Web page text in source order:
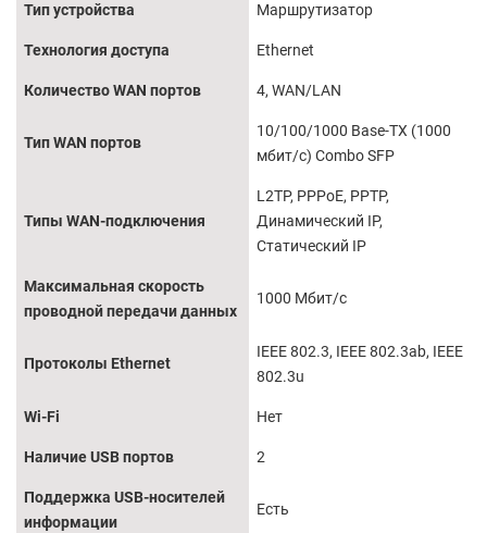
Тип устройства Маршрутизатор
Технология доступа Ethernet
Количество WAN портов 4, WAN/LAN
Тип WAN портов
10/100/1000 Base-TX (1000
мбит/с) Combo SFP
Типы WAN-подключения
L2TP, PPPoE, PPTP,
Динамический IP,
Статический IP
Максимальная скорость
проводной передачи данных
1000 Мбит/с
Протоколы Ethernet
IEEE 802.3, IEEE 802.3ab, IEEE
802.3u
Wi-Fi Нет
Наличие USB портов 2
Поддержка USB-носителей
информации
Есть